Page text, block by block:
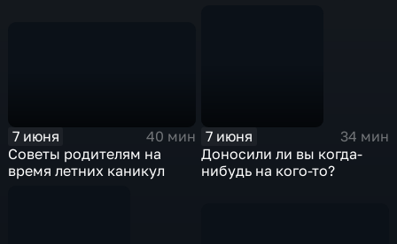
7 июня
40 мин
Советы родителям на
время летних каникул
7 июня
34 мин
Доносили ли вы когда-
нибудь на кого-то?